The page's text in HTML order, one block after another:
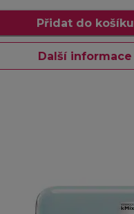
Přidat do košíku
Další informace